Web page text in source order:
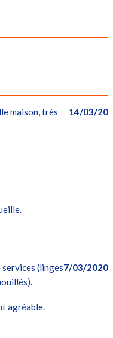
14/03/20
maison, très
7/03/2020
(linges
agréable.